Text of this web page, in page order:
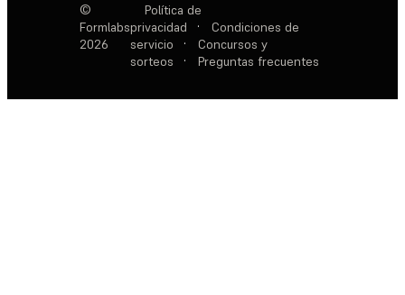
©
Formlabs
2026
Política de
privacidad
·
Condiciones de
servicio
·
Concursos y
sorteos
· Preguntas frecuentes